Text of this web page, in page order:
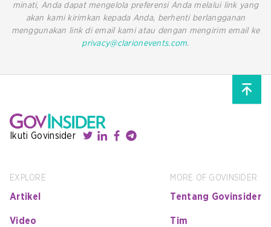
minati, Anda dapat mengelola preferensi Anda melalui link yang
akan kami kirimkan kepada Anda, berhenti berlangganan
menggunakan link di email kami atau dengan mengirim email ke
privacy@clarionevents.com.
Ikuti Govinsider
EXPLORE
Artikel
Video
MORE OF GOVINSIDER
Tentang Govinsider
Tim